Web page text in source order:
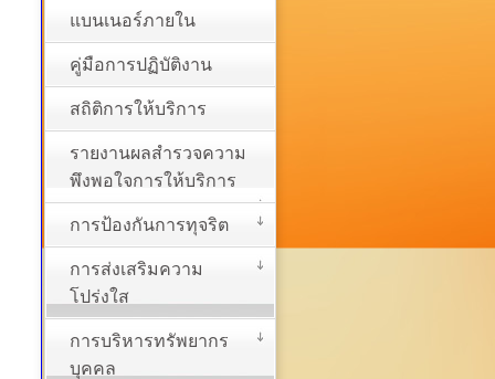
แบนเนอร์ภายใน
คู่มือการปฏิบัติงาน
สถิติการให้บริการ
รายงานผลสำรวจความ
พึงพอใจการให้บริการ
การป้องกันการทุจริต
การส่งเสริมความ
โปร่งใส
การบริหารทรัพยากร
บุคคล